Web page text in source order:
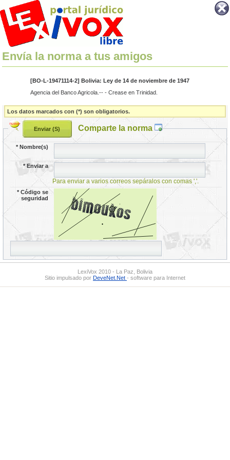
Envía la norma a tus amigos
[BO-L-19471114-2] Bolivia: Ley de 14 de noviembre de 1947
Agencia del Banco Agricola.-- - Crease en Trinidad.
Los datos marcados con (*) son obligatorios.
Comparte la norma
*Nombre(s)
*Enviar a
Para enviar a varios correos sepáralos con comas ','.
*Código se
seguridad
LexiVox 2010 - La Paz, Bolivia
Sitio impulsado por DeveNet.Net - software para Internet